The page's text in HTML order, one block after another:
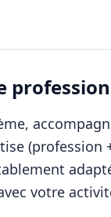
votre